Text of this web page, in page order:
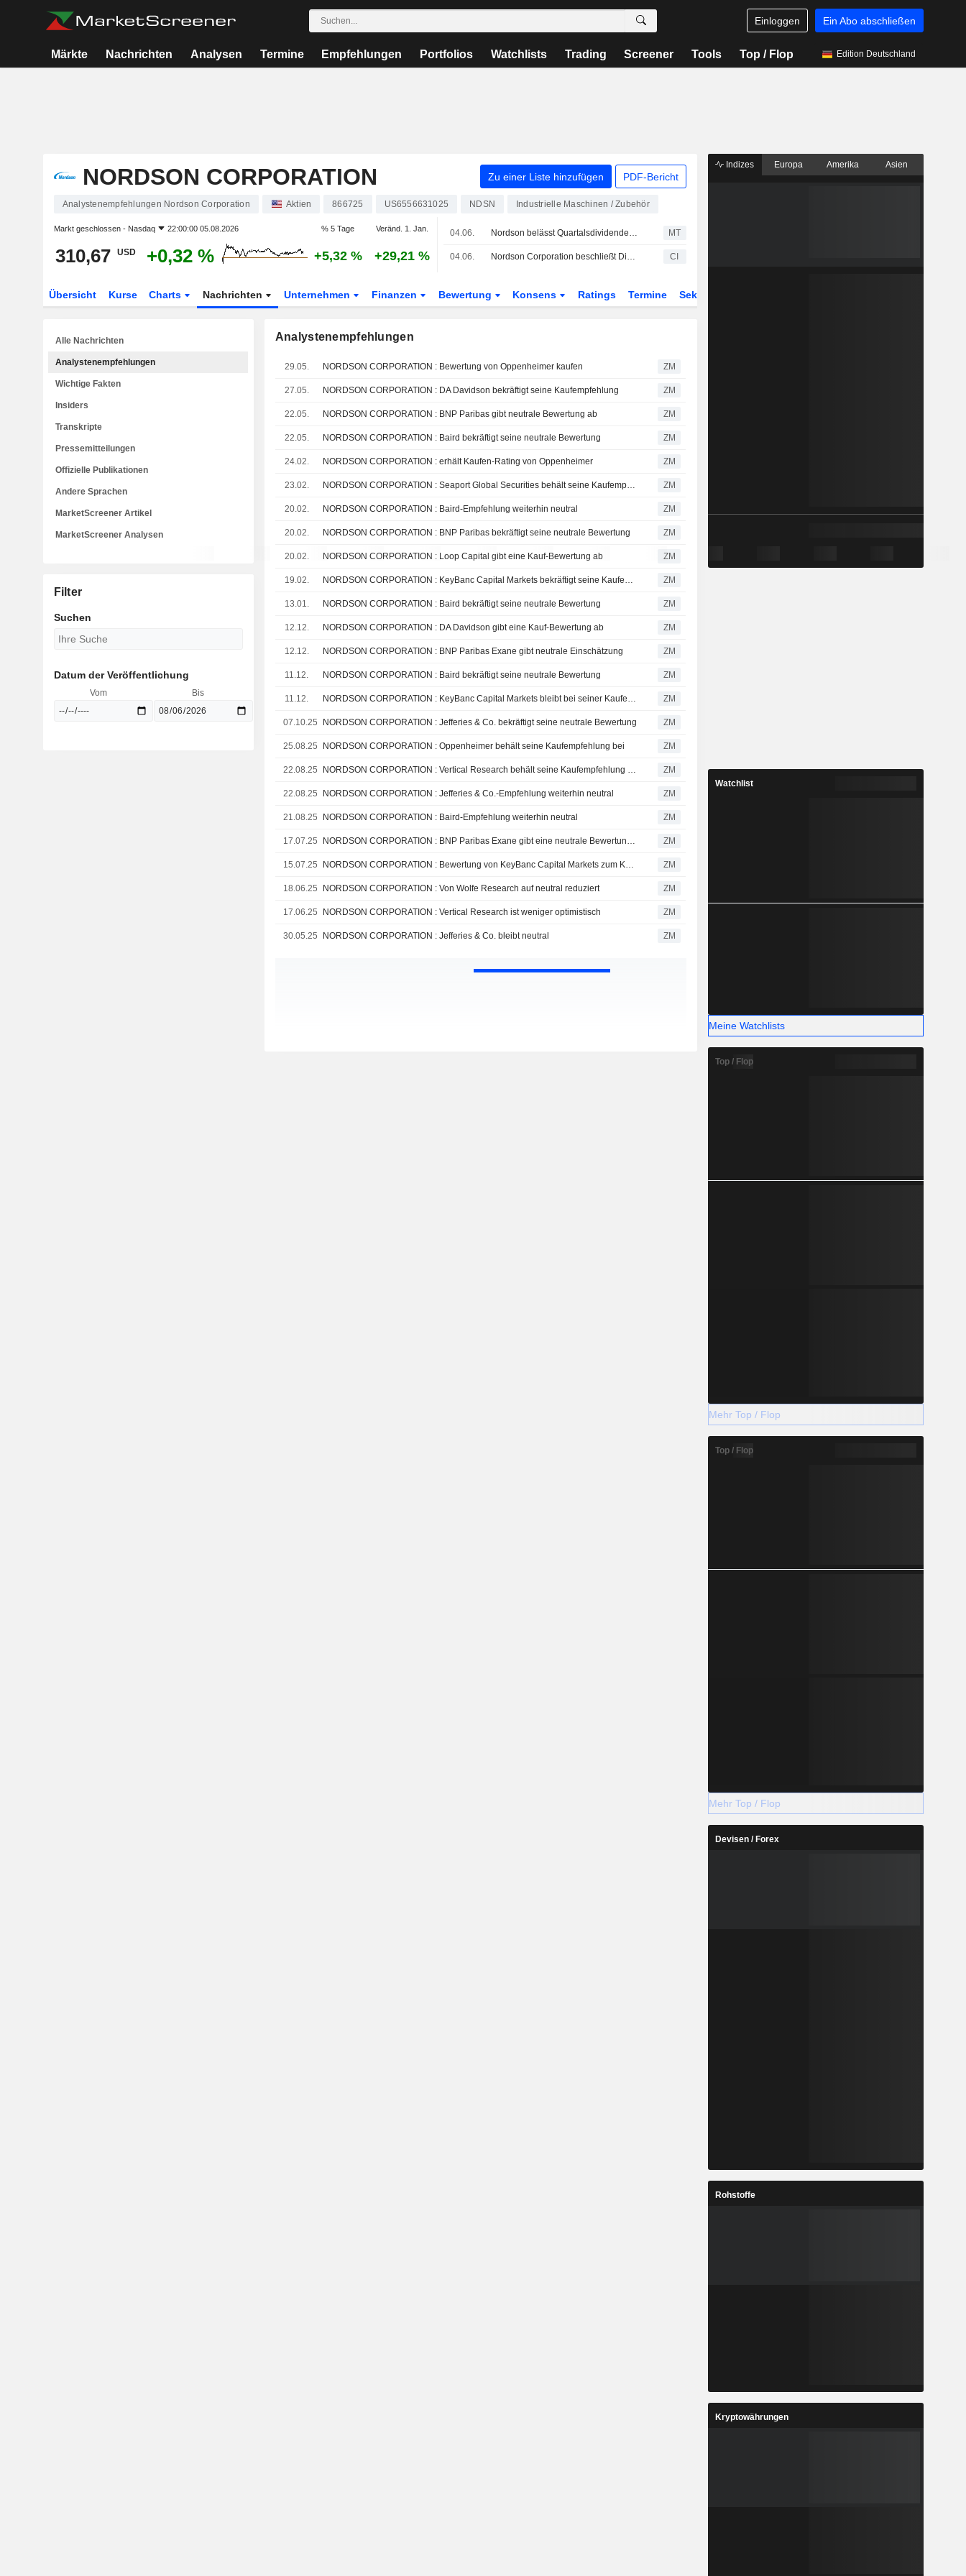
Einloggen Ein Abo abschließen
Märkte Nachrichten Analysen Termine Empfehlungen Portfolios Watchlists Trading Screener Tools Top / Flop Edition Deutschland
NORDSON CORPORATION Zu einer Liste hinzufügen PDF-Bericht
Analystenempfehlungen Nordson Corporation Aktien 866725 US6556631025 NDSN Industrielle Maschinen / Zubehör
Markt geschlossen - Nasdaq 22:00:00 05.08.2026 % 5 Tage Veränd. 1. Jan.
310,67 USD +0,32 % +5,32 % +29,21 %
04.06. Nordson belässt Quartalsdividende bei 0,82 $ je Aktie; Auszahlung am 6. Juli an die zum 18. Juni eingetragenen Aktionäre MT
04.06. Nordson Corporation beschließt Dividende für das dritte Quartal des Geschäftsjahres 2026, zahlbar am 6. Juli 2026 CI
Übersicht Kurse Charts Nachrichten Unternehmen Finanzen Bewertung Konsens Ratings Termine Sektor
Analystenempfehlungen
29.05. NORDSON CORPORATION : Bewertung von Oppenheimer kaufen ZM
27.05. NORDSON CORPORATION : DA Davidson bekräftigt seine Kaufempfehlung ZM
22.05. NORDSON CORPORATION : BNP Paribas gibt neutrale Bewertung ab ZM
22.05. NORDSON CORPORATION : Baird bekräftigt seine neutrale Bewertung ZM
24.02. NORDSON CORPORATION : erhält Kaufen-Rating von Oppenheimer ZM
23.02. NORDSON CORPORATION : Seaport Global Securities behält seine Kaufempfehlung bei ZM
20.02. NORDSON CORPORATION : Baird-Empfehlung weiterhin neutral ZM
20.02. NORDSON CORPORATION : BNP Paribas bekräftigt seine neutrale Bewertung ZM
20.02. NORDSON CORPORATION : Loop Capital gibt eine Kauf-Bewertung ab ZM
19.02. NORDSON CORPORATION : KeyBanc Capital Markets bekräftigt seine Kaufempfehlung ZM
13.01. NORDSON CORPORATION : Baird bekräftigt seine neutrale Bewertung ZM
12.12. NORDSON CORPORATION : DA Davidson gibt eine Kauf-Bewertung ab ZM
12.12. NORDSON CORPORATION : BNP Paribas Exane gibt neutrale Einschätzung ZM
11.12. NORDSON CORPORATION : Baird bekräftigt seine neutrale Bewertung ZM
11.12. NORDSON CORPORATION : KeyBanc Capital Markets bleibt bei seiner Kaufempfehlung ZM
07.10.25 NORDSON CORPORATION : Jefferies & Co. bekräftigt seine neutrale Bewertung ZM
25.08.25 NORDSON CORPORATION : Oppenheimer behält seine Kaufempfehlung bei ZM
22.08.25 NORDSON CORPORATION : Vertical Research behält seine Kaufempfehlung bei ZM
22.08.25 NORDSON CORPORATION : Jefferies & Co.-Empfehlung weiterhin neutral ZM
21.08.25 NORDSON CORPORATION : Baird-Empfehlung weiterhin neutral ZM
17.07.25 NORDSON CORPORATION : BNP Paribas Exane gibt eine neutrale Bewertung ab ZM
15.07.25 NORDSON CORPORATION : Bewertung von KeyBanc Capital Markets zum Kaufen erhalten ZM
18.06.25 NORDSON CORPORATION : Von Wolfe Research auf neutral reduziert ZM
17.06.25 NORDSON CORPORATION : Vertical Research ist weniger optimistisch ZM
30.05.25 NORDSON CORPORATION : Jefferies & Co. bleibt neutral ZM
Alle Nachrichten
Analystenempfehlungen
Wichtige Fakten
Insiders
Transkripte
Pressemitteilungen
Offizielle Publikationen
Andere Sprachen
MarketScreener Artikel
MarketScreener Analysen
Filter
Suchen
Datum der Veröffentlichung
Vom Bis
Indizes Europa Amerika Asien
Watchlist
Meine Watchlists
Top / Flop
Mehr Top / Flop
Top / Flop
Mehr Top / Flop
Devisen / Forex
Rohstoffe
Kryptowährungen